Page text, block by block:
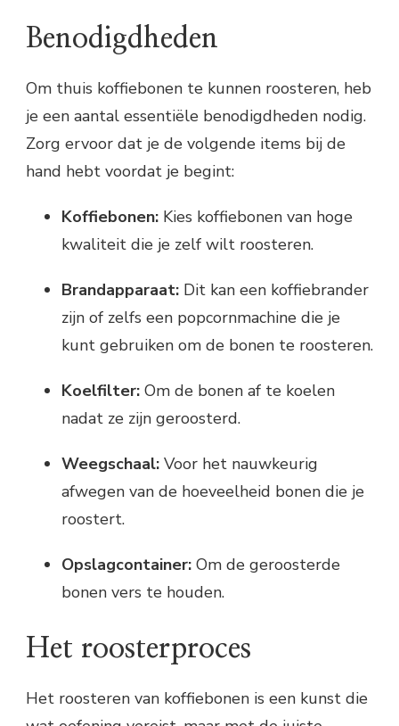
Benodigdheden
Om thuis koffiebonen te kunnen roosteren, heb
je een aantal essentiële benodigdheden nodig.
Zorg ervoor dat je de volgende items bij de
hand hebt voordat je begint:
Koffiebonen: Kies koffiebonen van hoge
kwaliteit die je zelf wilt roosteren.
Brandapparaat: Dit kan een koffiebrander
zijn of zelfs een popcornmachine die je
kunt gebruiken om de bonen te roosteren.
Koelfilter: Om de bonen af te koelen
nadat ze zijn geroosterd.
Weegschaal: Voor het nauwkeurig
afwegen van de hoeveelheid bonen die je
roostert.
Opslagcontainer: Om de geroosterde
bonen vers te houden.
Het roosterproces
Het roosteren van koffiebonen is een kunst die